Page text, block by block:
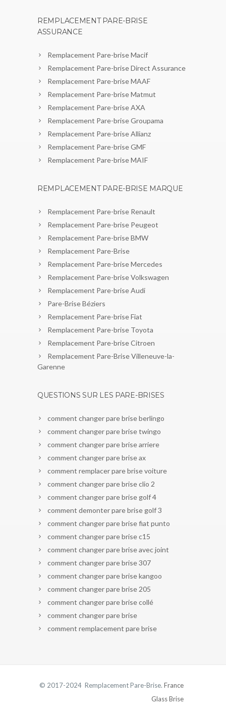
REMPLACEMENT PARE-BRISE
ASSURANCE
Remplacement Pare-brise Macif
Remplacement Pare-brise Direct Assurance
Remplacement Pare-brise MAAF
Remplacement Pare-brise Matmut
Remplacement Pare-brise AXA
Remplacement Pare-brise Groupama
Remplacement Pare-brise Allianz
Remplacement Pare-brise GMF
Remplacement Pare-brise MAIF
REMPLACEMENT PARE-BRISE MARQUE
Remplacement Pare-brise Renault
Remplacement Pare-brise Peugeot
Remplacement Pare-brise BMW
Remplacement Pare-Brise
Remplacement Pare-brise Mercedes
Remplacement Pare-brise Volkswagen
Remplacement Pare-brise Audi
Pare-Brise Béziers
Remplacement Pare-brise Fiat
Remplacement Pare-brise Toyota
Remplacement Pare-brise Citroen
Remplacement Pare-Brise Villeneuve-la-
Garenne
QUESTIONS SUR LES PARE-BRISES
comment changer pare brise berlingo
comment changer pare brise twingo
comment changer pare brise arriere
comment changer pare brise ax
comment remplacer pare brise voiture
comment changer pare brise clio 2
comment changer pare brise golf 4
comment demonter pare brise golf 3
comment changer pare brise fiat punto
comment changer pare brise c15
comment changer pare brise avec joint
comment changer pare brise 307
comment changer pare brise kangoo
comment changer pare brise 205
comment changer pare brise collé
comment changer pare brise
comment remplacement pare brise
© 2017-2024 Remplacement Pare-Brise. France
Glass Brise